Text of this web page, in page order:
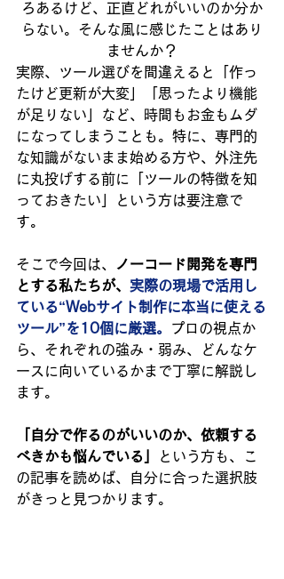
ろあるけど、正直どれがいいのか分か
らない。そんな風に感じたことはあり
ませんか？
実際、ツール選びを間違えると「作っ
たけど更新が大変」「思ったより機能
が足りない」など、時間もお金もムダ
になってしまうことも。特に、専門的
な知識がないまま始める方や、外注先
に丸投げする前に「ツールの特徴を知
っておきたい」という方は要注意で
す。
そこで今回は、
ノーコード開発を専門
とする私たちが、 実際の現場で活用し
ている“Webサイト制作に本当に使える
ツール”を10個に厳選。
プロの視点か
ら、それぞれの強み・弱み、どんなケ
ースに向いているかまで丁寧に解説し
ます。
「自分で作るのがいいのか、依頼する
べきかも悩んでいる」
という方も、こ
の記事を読めば、自分に合った選択肢
がきっと見つかります。